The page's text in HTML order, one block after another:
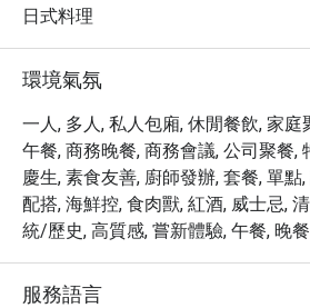
高評價與超過 1000 則的顧客讚譽，
・ 探索我們的精選菜單，特別推薦
可以在其他地方難以尋獲的獨特料
私人用餐體驗，或是品嚐全素、有機
足您的期望。
・ 透過 Eatigo 預訂，您最高可享 5
心儀的用餐時段，享受物超所值的精
日式料理
環境氣氛
一人, 多人, 私人包廂, 休閒餐飲, 家庭
午餐, 商務晚餐, 商務會議, 公司聚餐,
慶生, 素食友善, 廚師發辦, 套餐, 單點
配搭, 海鮮控, 食肉獸, 紅酒, 威士忌,
統/歷史, 高質感, 嘗新體驗, 午餐, 晚餐
服務語言